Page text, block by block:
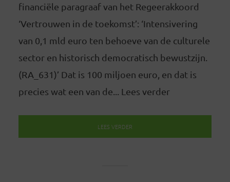
financiële paragraaf van het Regeerakkoord
‘Vertrouwen in de toekomst’: ‘Intensivering
van 0,1 mld euro ten behoeve van de culturele
sector en historisch democratisch bewustzijn.
(RA_631)’ Dat is 100 miljoen euro, en dat is
precies wat een van de... Lees verder
LEES VERDER